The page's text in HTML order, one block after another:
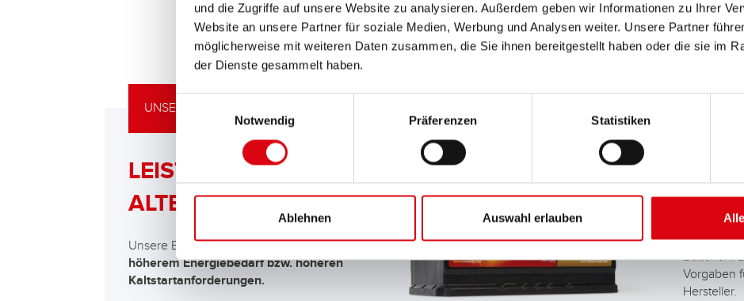
und die Zugriffe auf unsere Website zu analysieren. Außerdem geben wir Informationen zu Ihrer
Website an unsere Partner für soziale Medien, Werbung und Analysen weiter. Unsere Partner
möglicherweise mit weiteren Daten zusammen, die Sie ihnen bereitgestellt haben oder die sie im
der Dienste gesammelt haben.
Notwendig
Präferenzen Statistiken
Ablehnen Auswahl erlauben
LEISTUNGSSTARKE
ALTERNATIVE
Unsere Empfehlung für Fahrzeuge mit
höherem Energiebedarf bzw. höheren
Kaltstartanforderungen.
AGM
Die
Batterien.
Vorgaben
Hersteller.
UNSERE UPGRADING EMPFEHLUNG